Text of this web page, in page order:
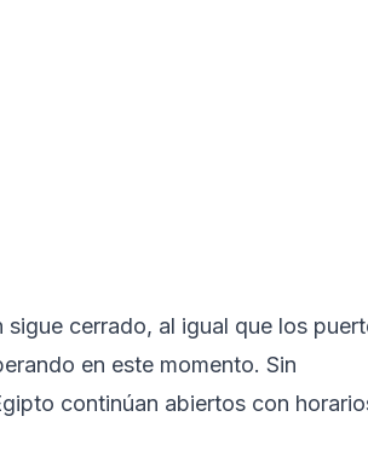
cerrado, al igual que los
en este momento. Sin
continúan abiertos con